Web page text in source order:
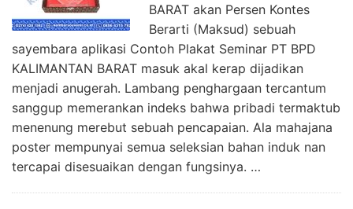
BARAT akan Persen Kontes
Berarti (Maksud) sebuah
sayembara aplikasi Contoh Plakat Seminar PT BPD
KALIMANTAN BARAT masuk akal kerap dijadikan
menjadi anugerah. Lambang penghargaan tercantum
sanggup memerankan indeks bahwa pribadi termaktub
menenung merebut sebuah pencapaian. Ala mahajana
poster mempunyai semua seleksian bahan induk nan
tercapai disesuaikan dengan fungsinya. …